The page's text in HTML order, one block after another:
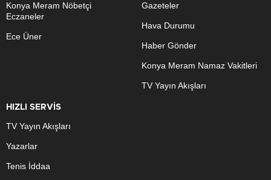
Konya Meram Nöbetçi
Eczaneler
Ece Üner
Gazeteler
Hava Durumu
Haber Gönder
Konya Meram Namaz Vakitleri
TV Yayın Akışları
HIZLI SERVİS
TV Yayın Akışları
Yazarlar
Tenis İddaa